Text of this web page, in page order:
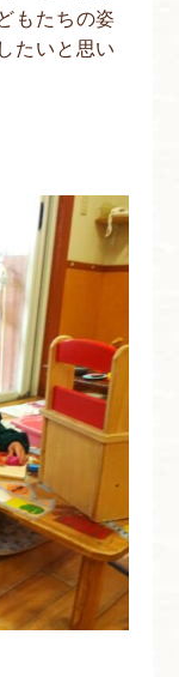
もたちの姿
たいと思い